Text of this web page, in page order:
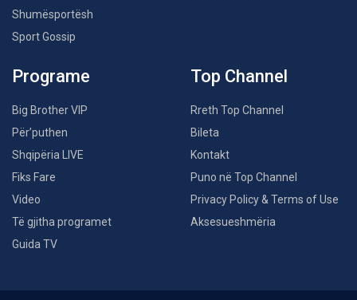
Shumësportësh
Sport Gossip
Programe
Big Brother VIP
Për’puthen
Shqipëria LIVE
Fiks Fare
Video
Të gjitha programet
Guida TV
Top Channel
Rreth Top Channel
Bileta
Kontakt
Puno në Top Channel
Privacy Policy & Terms of Use
Aksesueshmëria